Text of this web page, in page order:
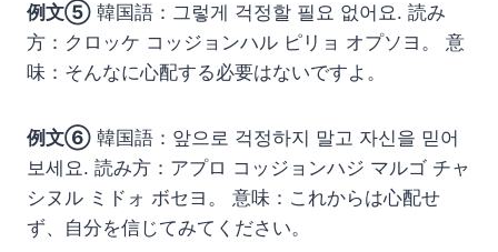
例文⑤ 韓国語：그렇게 걱정할 필요 없어요. 読み
方：クロッケ コッジョンハル ピリョ オプソヨ。 意
味：そんなに心配する必要はないですよ。
例文⑥ 韓国語：앞으로 걱정하지 말고 자신을 믿어
보세요. 読み方：アプロ コッジョンハジ マルゴ チャ
シヌル ミドォ ボセヨ。 意味：これからは心配せ
ず、自分を信じてみてください。